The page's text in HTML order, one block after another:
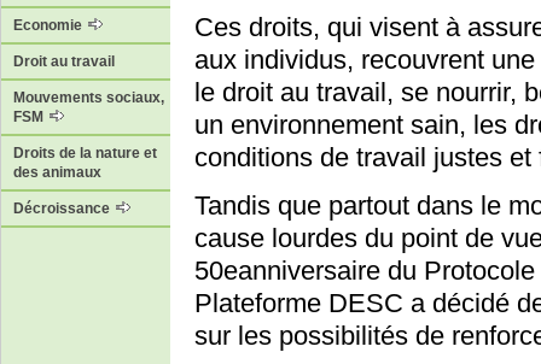
Economie
Droit au travail
Mouvements sociaux,
FSM
Droits de la nature et
des animaux
Décroissance
Ces droits, qui visent à
aux individus, recouvrent
le droit au travail, se nourrir,
un environnement sain, les
conditions de travail justes et
Tandis que partout dans le
cause lourdes du point de
50eanniversaire du
Plateforme DESC a décidé
sur les possibilités de